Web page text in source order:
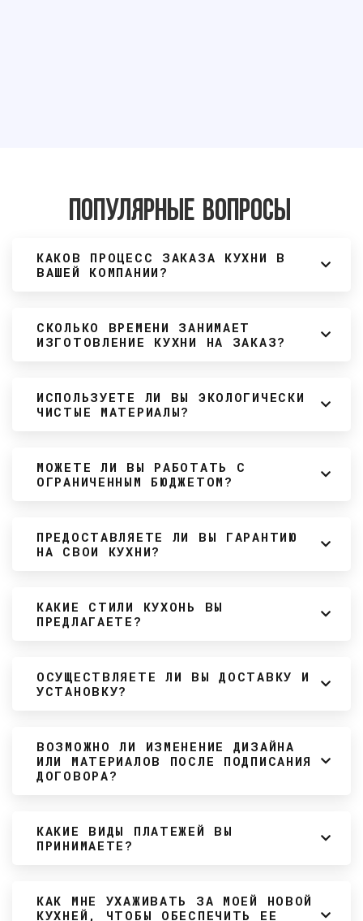
Популярные вопросы
КАКОВ ПРОЦЕСС ЗАКАЗА КУХНИ В
ВАШЕЙ КОМПАНИИ?
СКОЛЬКО ВРЕМЕНИ ЗАНИМАЕТ
ИЗГОТОВЛЕНИЕ КУХНИ НА ЗАКАЗ?
ИСПОЛЬЗУЕТЕ ЛИ ВЫ ЭКОЛОГИЧЕСКИ
ЧИСТЫЕ МАТЕРИАЛЫ?
МОЖЕТЕ ЛИ ВЫ РАБОТАТЬ С
ОГРАНИЧЕННЫМ БЮДЖЕТОМ?
ПРЕДОСТАВЛЯЕТЕ ЛИ ВЫ ГАРАНТИЮ
НА СВОИ КУХНИ?
КАКИЕ СТИЛИ КУХОНЬ ВЫ
ПРЕДЛАГАЕТЕ?
ОСУЩЕСТВЛЯЕТЕ ЛИ ВЫ ДОСТАВКУ И
УСТАНОВКУ?
ВОЗМОЖНО ЛИ ИЗМЕНЕНИЕ ДИЗАЙНА
ИЛИ МАТЕРИАЛОВ ПОСЛЕ ПОДПИСАНИЯ
ДОГОВОРА?
КАКИЕ ВИДЫ ПЛАТЕЖЕЙ ВЫ
ПРИНИМАЕТЕ?
КАК МНЕ УХАЖИВАТЬ ЗА МОЕЙ НОВОЙ
КУХНЕЙ, ЧТОБЫ ОБЕСПЕЧИТЬ ЕЕ